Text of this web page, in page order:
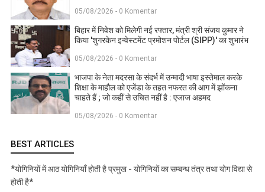
05/08/2026 - 0 Komentar
बिहार में निवेश को मिलेगी नई रफ्तार, मंत्री श्री संजय कुमार ने
किया 'शुगरकेन इन्वेस्टमेंट प्रमोशन पोर्टल (SIPP)' का शुभारंभ
05/08/2026 - 0 Komentar
भाजपा के नेता मदरसा के संदर्भ में उन्मादी भाषा इस्तेमाल करके
शिक्षा के माहौल को एजेंडा के तहत नफरत की आग में झोंकना
चाहते हैं ; जो कहीं से उचित नहीं है : एजाज अहमद
05/08/2026 - 0 Komentar
BEST ARTICLES
*योगिनियों में आठ योगिनियाँ होती है प्रमुख - योगिनियों का सम्बन्ध तंत्र तथा योग विद्या से
होती है*